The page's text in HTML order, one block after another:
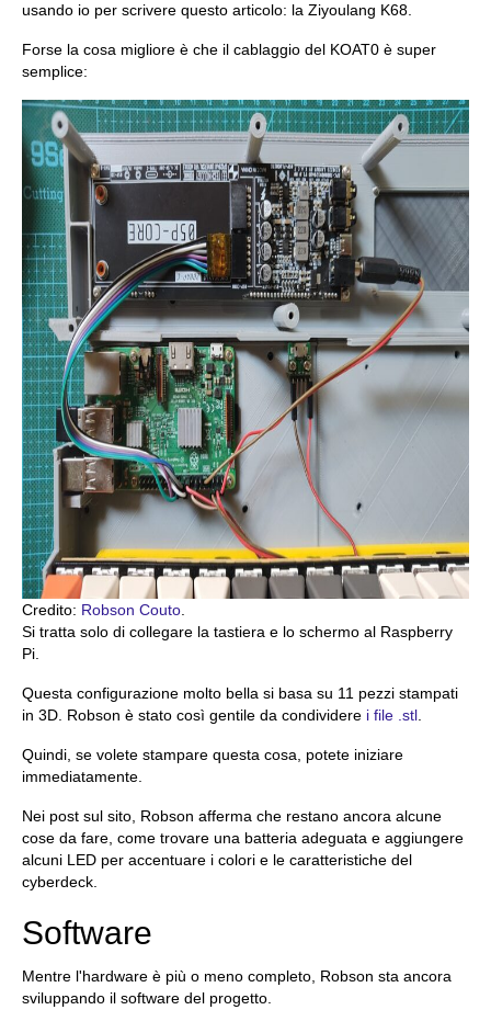
usando io per scrivere questo articolo: la Ziyoulang K68.
Forse la cosa migliore è che il cablaggio del KOAT0 è super
semplice:
Credito: Robson Couto.
Si tratta solo di collegare la tastiera e lo schermo al Raspberry
Pi.
Questa configurazione molto bella si basa su 11 pezzi stampati
in 3D. Robson è stato così gentile da condividere i file .stl.
Quindi, se volete stampare questa cosa, potete iniziare
immediatamente.
Nei post sul sito, Robson afferma che restano ancora alcune
cose da fare, come trovare una batteria adeguata e aggiungere
alcuni LED per accentuare i colori e le caratteristiche del
cyberdeck.
Software
Mentre l'hardware è più o meno completo, Robson sta ancora
sviluppando il software del progetto.